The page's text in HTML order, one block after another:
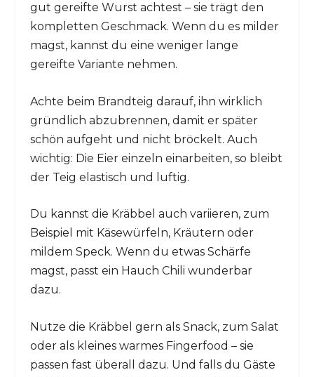
gut gereifte Wurst achtest – sie trägt den
kompletten Geschmack. Wenn du es milder
magst, kannst du eine weniger lange
gereifte Variante nehmen.
Achte beim Brandteig darauf, ihn wirklich
gründlich abzubrennen, damit er später
schön aufgeht und nicht bröckelt. Auch
wichtig: Die Eier einzeln einarbeiten, so bleibt
der Teig elastisch und luftig.
Du kannst die Kräbbel auch variieren, zum
Beispiel mit Käsewürfeln, Kräutern oder
mildem Speck. Wenn du etwas Schärfe
magst, passt ein Hauch Chili wunderbar
dazu.
Nutze die Kräbbel gern als Snack, zum Salat
oder als kleines warmes Fingerfood – sie
passen fast überall dazu. Und falls du Gäste